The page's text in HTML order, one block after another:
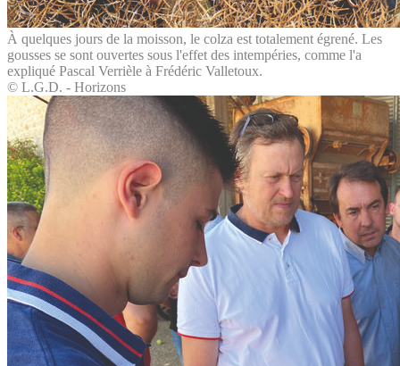
À quelques jours de la moisson, le colza est totalement égrené. Les
gousses se sont ouvertes sous l'effet des intempéries, comme l'a
expliqué Pascal Verrièle à Frédéric Valletoux.
© L.G.D. - Horizons